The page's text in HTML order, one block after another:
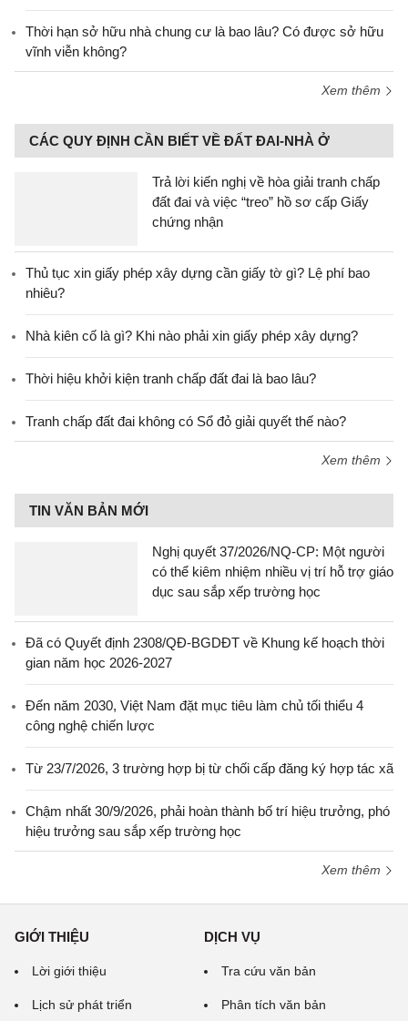
Thời hạn sở hữu nhà chung cư là bao lâu? Có được sở hữu
vĩnh viễn không?
Xem thêm
CÁC QUY ĐỊNH CẦN BIẾT VỀ ĐẤT ĐAI-NHÀ Ở
Trả lời kiến nghị về hòa giải tranh chấp
đất đai và việc “treo” hồ sơ cấp Giấy
chứng nhận
Thủ tục xin giấy phép xây dựng cần giấy tờ gì? Lệ phí bao
nhiêu?
Nhà kiên cố là gì? Khi nào phải xin giấy phép xây dựng?
Thời hiệu khởi kiện tranh chấp đất đai là bao lâu?
Tranh chấp đất đai không có Sổ đỏ giải quyết thế nào?
Xem thêm
TIN VĂN BẢN MỚI
Nghị quyết 37/2026/NQ-CP: Một người
có thể kiêm nhiệm nhiều vị trí hỗ trợ giáo
dục sau sắp xếp trường học
Đã có Quyết định 2308/QĐ-BGDĐT về Khung kế hoạch thời
gian năm học 2026-2027
Đến năm 2030, Việt Nam đặt mục tiêu làm chủ tối thiểu 4
công nghệ chiến lược
Từ 23/7/2026, 3 trường hợp bị từ chối cấp đăng ký hợp tác xã
Chậm nhất 30/9/2026, phải hoàn thành bố trí hiệu trưởng, phó
hiệu trưởng sau sắp xếp trường học
Xem thêm
GIỚI THIỆU
Lời giới thiệu
Lịch sử phát triển
DỊCH VỤ
Tra cứu văn bản
Phân tích văn bản